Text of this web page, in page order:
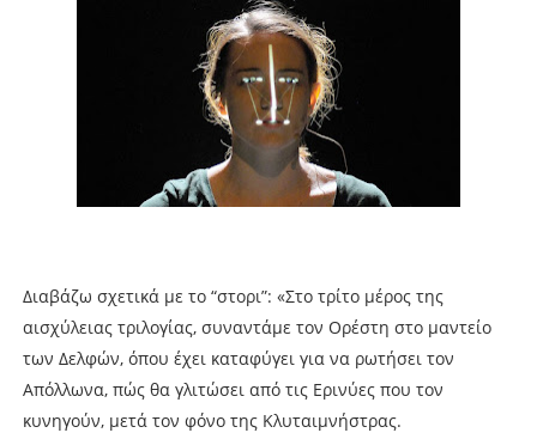
Διαβάζω σχετικά με το “στορι”: «Στο τρίτο μέρος της
αισχύλειας τριλογίας, συναντάμε τον Ορέστη στο μαντείο
των Δελφών, όπου έχει καταφύγει για να ρωτήσει τον
Απόλλωνα, πώς θα γλιτώσει από τις Ερινύες που τον
κυνηγούν, μετά τον φόνο της Κλυταιμνήστρας.